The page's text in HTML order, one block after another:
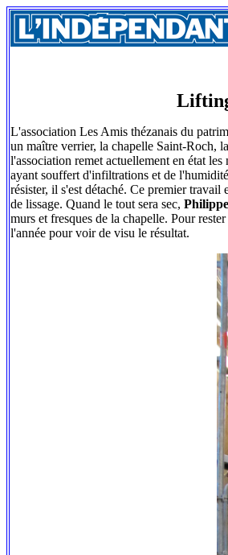
L'association Les Amis thézanais du
un maître verrier, la chapelle Saint-Roch,
l'association remet actuellement en état
ayant souffert d'infiltrations et de
résister, il s'est détaché. Ce premier
de lissage. Quand le tout sera sec, Philippe
murs et fresques de la chapelle. Pour
l'année pour voir de visu le résultat.